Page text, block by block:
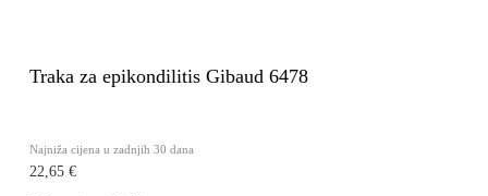
Traka za epikondilitis Gibaud 6478
Najniža cijena u zadnjih 30 dana
22,65 €